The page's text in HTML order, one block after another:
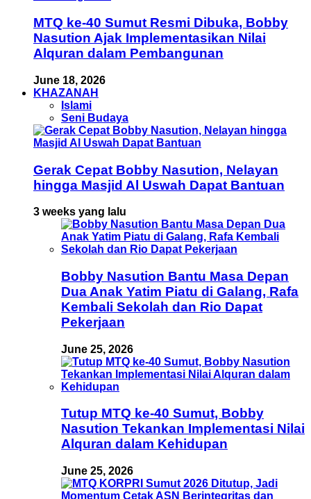
MTQ ke-40 Sumut Resmi Dibuka, Bobby
Nasution Ajak Implementasikan Nilai
Alquran dalam Pembangunan
June 18, 2026
KHAZANAH
Islami
Seni Budaya
Gerak Cepat Bobby Nasution, Nelayan
hingga Masjid Al Uswah Dapat Bantuan
3 weeks yang lalu
Bobby Nasution Bantu Masa Depan
Dua Anak Yatim Piatu di Galang, Rafa
Kembali Sekolah dan Rio Dapat
Pekerjaan
June 25, 2026
Tutup MTQ ke-40 Sumut, Bobby
Nasution Tekankan Implementasi Nilai
Alquran dalam Kehidupan
June 25, 2026